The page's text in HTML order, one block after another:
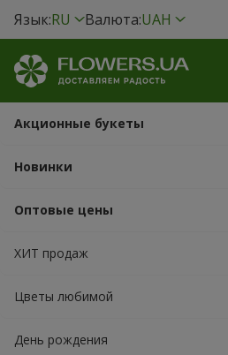
Язык:RU Валюта:UAH
Акционные букеты
Новинки
Оптовые цены
ХИТ продаж
Цветы любимой
День рождения